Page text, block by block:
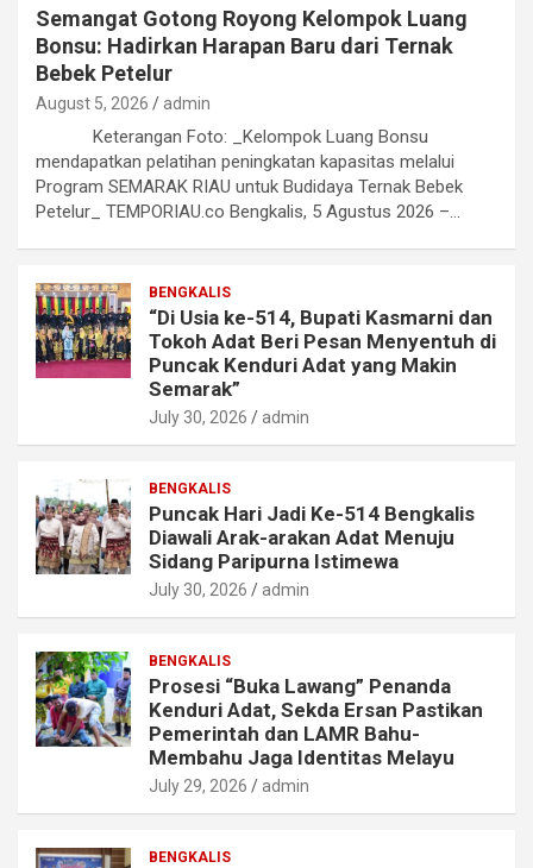
Semangat Gotong Royong Kelompok Luang
Bonsu: Hadirkan Harapan Baru dari Ternak
Bebek Petelur
August 5, 2026 admin
Keterangan Foto: _Kelompok Luang Bonsu
mendapatkan pelatihan peningkatan kapasitas melalui
Program SEMARAK RIAU untuk Budidaya Ternak Bebek
Petelur_ TEMPORIAU.co Bengkalis, 5 Agustus 2026 –…
BENGKALIS
“Di Usia ke-514, Bupati Kasmarni dan
Tokoh Adat Beri Pesan Menyentuh di
Puncak Kenduri Adat yang Makin
Semarak”
July 30, 2026 admin
BENGKALIS
Puncak Hari Jadi Ke-514 Bengkalis
Diawali Arak-arakan Adat Menuju
Sidang Paripurna Istimewa
July 30, 2026 admin
BENGKALIS
Prosesi “Buka Lawang” Penanda
Kenduri Adat, Sekda Ersan Pastikan
Pemerintah dan LAMR Bahu-
Membahu Jaga Identitas Melayu
July 29, 2026 admin
BENGKALIS